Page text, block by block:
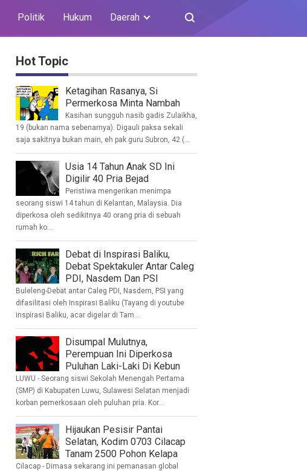
Politik Hukum Daerah
Hot Topic
Ketagihan Rasanya, Si
Permerkosa Minta Nambah
Kasihan sungguh nasib gadis Zulaikha,
19 (bukan nama sebenarnya). Digauli paksa sekali
saja sakitnya bukan main, eh pak guru Subron, 42 (...
Usia 14 Tahun Anak SD Ini
Digilir 40 Pria Bejad
Peristiwa mengerikan menimpa
seorang siswi 14 tahun di Kelantan, Malaysia. Dia
diperkosa oleh sedikitnya 40 orang pria di sebuah
rumah ko...
Debat di Inspirasi Baliku,
Debat Spektakuler Antar Caleg
PDI, Nasdem Dan PSI
Buleleng-Debat antar Caleg PDI, Nasdem, PSI yang
difasilitasi oleh Inspirasi Baliku (Tayang di youtube
inspirasi Baliku, acar digelar di Tam...
Disumpal Mulutnya,
Perempuan Ini Diperkosa
Puluhan Laki-Laki Di Kebun
LUWU - Seorang siswi Sekolah Menengah Pertama
(SMP) di Kabupaten Luwu, Sulawesi Selatan menjadi
korban pemerkosaan oleh puluhan pria. Kor...
Hijaukan Pesisir Pantai
Selatan, Kodim 0703 Cilacap
Tanam 2500 Pohon Kelapa
Cilacap - Dimasa sekarang ini pemanasan global